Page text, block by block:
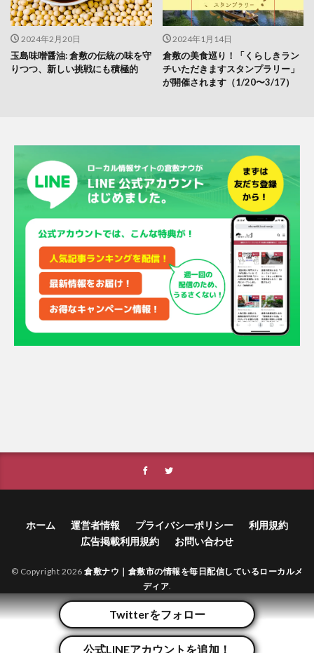
Twitterをフォロー
公式LINEアカウントを追加！
2024年2月20日
玉島味噌醤油: 倉敷の伝統の味を守
りつつ、新しい挑戦にも積極的
2024年1月14日
倉敷の美食巡り！「くらしきラン
チいただきますスタンプラリー」
が開催されます（1/20〜3/17）
ホーム 運営者情報 プライバシーポリシー
利用規約
広告掲載利用規約
お問い合わせ
© Copyright 2026 倉敷ナウ｜倉敷市の情報を毎日配信しているローカルメ
ディア